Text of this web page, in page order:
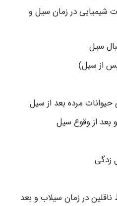
شیمیایی در زمان سیل و
سیل
از سیل)
حیوانات مرده بعد از سیل
بعد از وقوع سیل
زدگی
در زمان سیلاب و بعد